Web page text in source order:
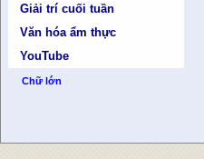
Giải trí cuối tuần
Văn hóa ẩm thực
YouTube
Chữ lớn